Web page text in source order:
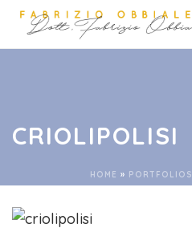
CRIOLIPOLISI
HOME » PORTFOLIOS